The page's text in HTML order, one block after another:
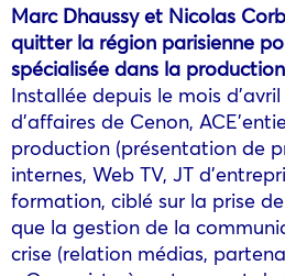
Marc Dhaussy et Nicolas
quitter la région parisienne
spécialisée dans la
Installée depuis le mois
d’affaires de Cenon,
production (présentation de
internes, Web TV, JT
formation, ciblé sur la prise
que la gestion de la
crise (relation médias,